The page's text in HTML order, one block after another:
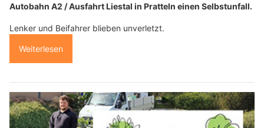
Autobahn A2 / Ausfahrt Liestal in Pratteln einen Selbstunfall.
Lenker und Beifahrer blieben unverletzt.
Weiterlesen